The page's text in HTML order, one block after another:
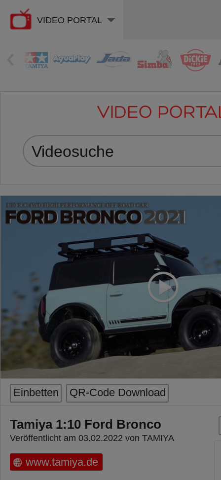
VIDEO PORTAL
VIDEO
Einbetten QR-Code Download
Tamiya 1:10 Ford Bronco
Veröffentlicht am 03.02.2022 von TAMIYA
www.tamiya.de